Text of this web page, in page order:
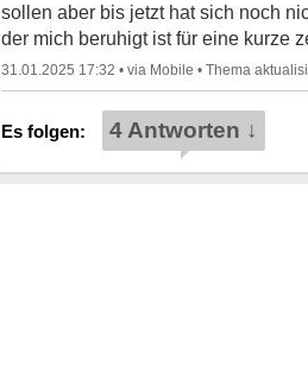
sollen aber bis jetzt hat sich noch
der mich beruhigt ist für eine kurze
31.01.2025 17:32 • •
4 Antworten ↓